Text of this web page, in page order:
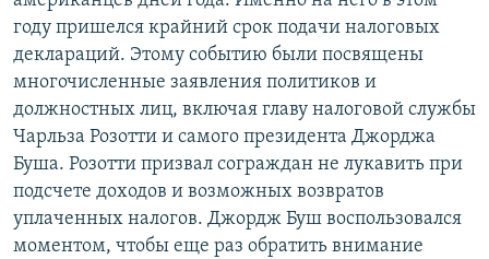
Все сайты РСЕ/РС
году пришелся крайний срок подачи налоговых
деклараций. Этому событию были посвящены
многочисленные заявления политиков и
должностных лиц, включая главу налоговой службы
Чарльза Розотти и самого президента Джорджа
Буша. Розотти призвал сограждан не лукавить при
подсчете доходов и возможных возвратов
уплаченных налогов. Джордж Буш воспользовался
моментом, чтобы еще раз обратить внимание